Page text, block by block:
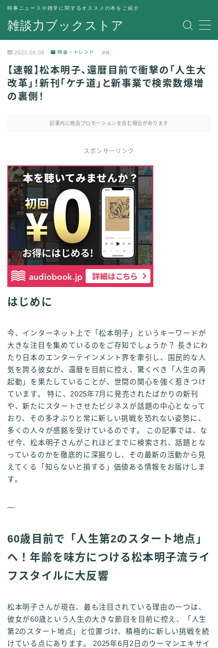
雑談力ブックストア
時事ニュースや雑学に関するオススメの本をご紹介
MENU
運営者情報
2025.08.06 時事・トレンド PR
【速報】松本明子、還暦目前で衝撃の「人生大
改革」！新刊「ケチ道」と新事業で検索数爆増
の裏側！
記事内に商品プロモーションを含む場合があります
スポンサーリンク
はじめに
今、インターネット上で「松本明子」というキーワードが
大きな注目を集めているのをご存知でしょうか？ 長きにわ
たり日本のエンターテインメント界を牽引し、国民的な人
気を誇る彼女が、還暦を目前に控え、驚くべき「人生の再
起動」を果たしていることが、世間の関心を強く惹きつけ
ています。 特に、2025年7月に発売されたばかりの新刊
や、新たにスタートさせたビジネスが話題の中心となって
おり、その多才ぶりと常に新しい挑戦を恐れない姿勢に、
多くの人々が感銘を受けているのです。 この記事では、な
ぜ今、松本明子さんがこれほどまでに検索され、話題とな
っているのかを徹底的に深掘りし、その最新の活動から見
えてくる「知らないと損する」価値ある情報をお届けしま
す。
—
60歳目前で「人生第2のスタート地点」
へ！年齢を味方につける松本明子流ライ
フスタイルに大反響
松本明子さんが現在、最も注目されている理由の一つは、
彼女が60歳という人生の大きな節目を目前に控え、「人生
第2のスタート地点」と位置づけ、積極的に新しい挑戦を続
けている点にあります。 2025年6月2日のウーマンエキサイ